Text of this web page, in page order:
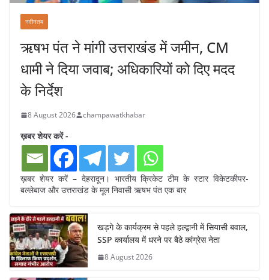
नवीनतम
ऋषभ पंत ने मांगी उत्तराखंड में जमीन, CM
धामी ने दिया जवाब; अधिकारियों को दिए मदद
के निर्देश
8 August 2026 champawatkhabar
ख़बर शेयर करें -
ख़बर शेयर करें – देहरादून। भारतीय क्रिकेट टीम के स्टार विकेटकीपर-
बल्लेबाज और उत्तराखंड के मूल निवासी ऋषभ पंत एक बार
खड़गे के कार्यक्रम से पहले हल्द्वानी में सियासी बवाल,
SSP कार्यालय में धरने पर बैठे कांग्रेस नेता
8 August 2026